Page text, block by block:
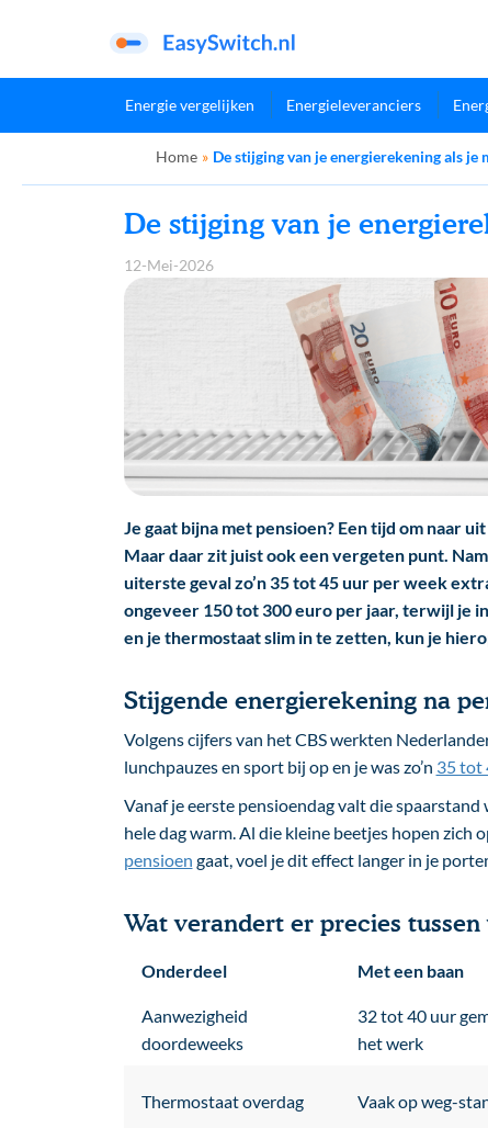
Energie vergelijken Energieleveranciers
Home » De stijging van je energierekening als je
De stijging van je
12-Mei-2026
Je gaat bijna met pensioen? Een tijd om naar
Maar daar zit juist ook een vergeten punt.
uiterste geval zo’n 35 tot 45 uur per week
ongeveer 150 tot 300 euro per jaar, terwijl je
en je thermostaat slim in te zetten, kun je
Stijgende energierekening na
Volgens cijfers van het CBS werkten
lunchpauzes en sport bij op en je was zo’n 35 tot
Vanaf je eerste pensioendag valt die
hele dag warm. Al die kleine beetjes hopen zich
pensioen gaat, voel je dit effect langer in je
Wat verandert er precies
Onderdeel Met een baan
Aanwezigheid
doordeweeks
32 tot 40 uur
het werk
Thermostaat overdag Vaak op weg-